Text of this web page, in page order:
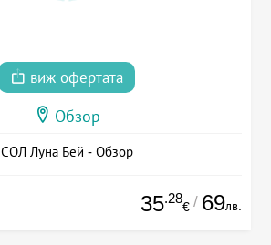
виж офертата
Обзор
СОЛ Луна Бей - Обзор
35.28
€ / 69лв.